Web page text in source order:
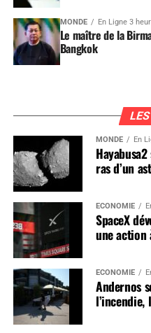
MONDE En Ligne 3
Le maître de la
Bangkok
MONDE En
ras d’un
ÉCONOMIE
SpaceX
une
ÉCONOMIE
Andernos
l’incendie,